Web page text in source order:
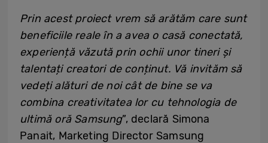
Prin acest proiect vrem să arătăm care sunt
beneficiile reale în a avea o casă conectată,
experiență văzută prin ochii unor tineri și
talentați creatori de conținut. Vă invităm să
vedeți alături de noi cât de bine se va
combina creativitatea lor cu tehnologia de
ultimă oră Samsung”, declară Simona
Panait, Marketing Director Samsung